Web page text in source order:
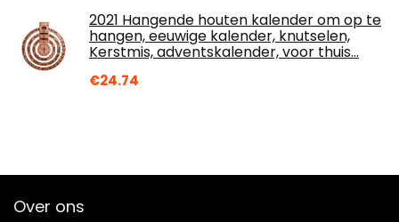
2021 Hangende houten kalender om op te
hangen, eeuwige kalender, knutselen,
Kerstmis, adventskalender, voor thuis…
€24.74
Over ons